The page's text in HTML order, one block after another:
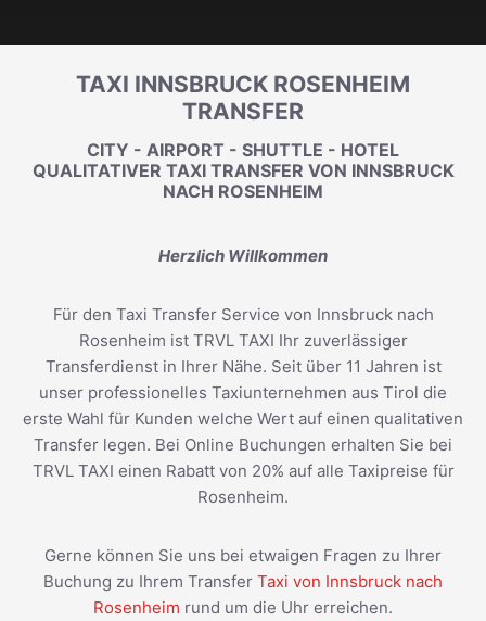
TAXI INNSBRUCK ROSENHEIM
TRANSFER
CITY - AIRPORT - SHUTTLE - HOTEL
QUALITATIVER TAXI TRANSFER VON INNSBRUCK
NACH ROSENHEIM
Herzlich Willkommen
Für den Taxi Transfer Service von Innsbruck nach
Rosenheim ist TRVL TAXI Ihr zuverlässiger
Transferdienst in Ihrer Nähe. Seit über 11 Jahren ist
unser professionelles Taxiunternehmen aus Tirol die
erste Wahl für Kunden welche Wert auf einen qualitativen
Transfer legen. Bei Online Buchungen erhalten Sie bei
TRVL TAXI einen Rabatt von 20% auf alle Taxipreise für
Rosenheim.
Gerne können Sie uns bei etwaigen Fragen zu Ihrer
Buchung zu Ihrem Transfer Taxi von Innsbruck nach
Rosenheim rund um die Uhr erreichen.